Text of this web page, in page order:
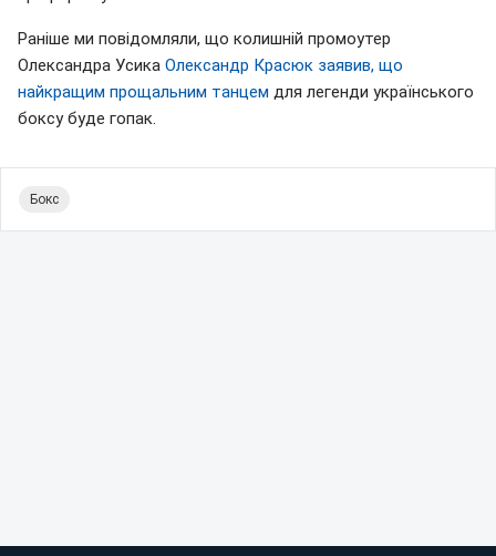
Раніше ми повідомляли, що колишній промоутер
Олександра Усика Олександр Красюк заявив, що
найкращим прощальним танцем для легенди українського
боксу буде гопак.
Бокс